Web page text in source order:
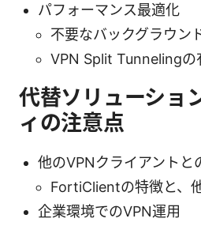
パフォーマンス最適化
不要なバックグラウン
VPN Split Tunnelingの
代替ソリューショ
ィの注意点
他のVPNクライアントと
FortiClientの特徴と、
企業環境でのVPN運用